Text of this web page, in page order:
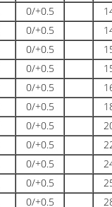
0/+0.5
0/+0.5
0/+0.5
0/+0.5
0/+0.5
0/+0.5
0/+0.5
0/+0.5
0/+0.5
0/+0.5
0/+0.5